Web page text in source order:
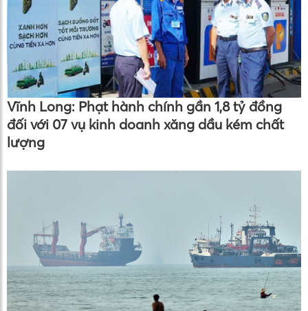
Vĩnh Long: Phạt hành chính gần 1,8 tỷ đồng
đối với 07 vụ kinh doanh xăng dầu kém chất
lượng